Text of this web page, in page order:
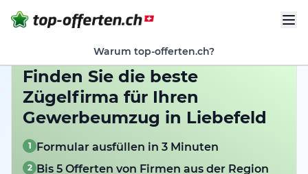
Warum top-offerten.ch?
Finden Sie die beste
Zügelfirma für Ihren
Gewerbeumzug in Liebefeld
1 Formular ausfüllen in 3 Minuten
2 Bis 5 Offerten von Firmen aus der Region